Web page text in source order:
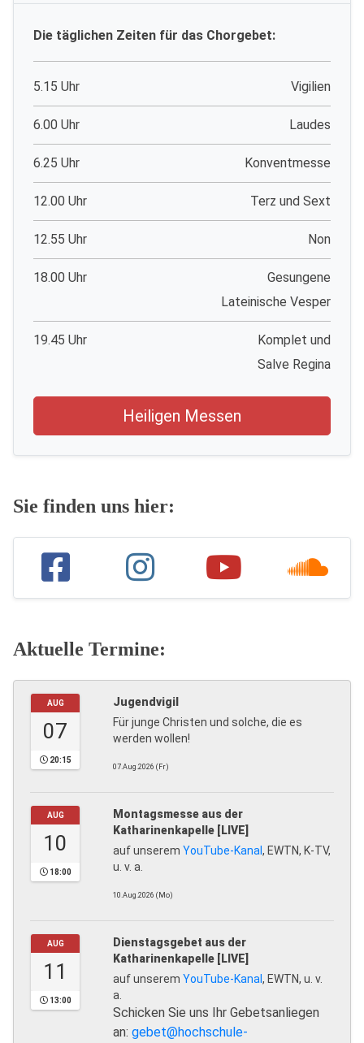
Die täglichen Zeiten für das Chorgebet:
5.15 Uhr Vigilien
6.00 Uhr Laudes
6.25 Uhr Konventmesse
12.00 Uhr Terz und Sext
12.55 Uhr Non
18.00 Uhr
Gesungene
Lateinische Vesper
19.45 Uhr
Komplet und
Salve Regina
Heiligen Messen
Sie finden uns hier:
Aktuelle Termine:
AUG
07
20:15
Jugendvigil
Für junge Christen und solche, die es
werden wollen!
07.Aug.2026 (Fr)
AUG
10
18:00
Montagsmesse aus der
Katharinenkapelle [LIVE]
auf unserem YouTube-Kanal, EWTN, K-TV,
u. v. a.
10.Aug.2026 (Mo)
AUG
11
13:00
Dienstagsgebet aus der
Katharinenkapelle [LIVE]
auf unserem YouTube-Kanal, EWTN, u. v.
a.
Schicken Sie uns Ihr Gebetsanliegen
an: gebet@hochschule-